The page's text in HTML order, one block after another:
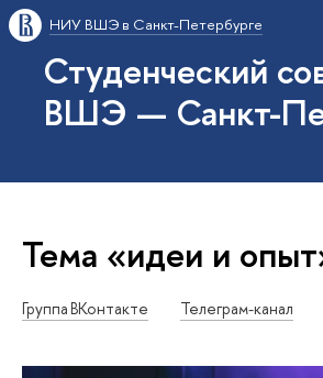
НИУ ВШЭ в Санкт-Петербурге
Студенческий
ВШЭ — Санкт-
Тема «идеи и
Группа ВКонтакте Телеграм-канал